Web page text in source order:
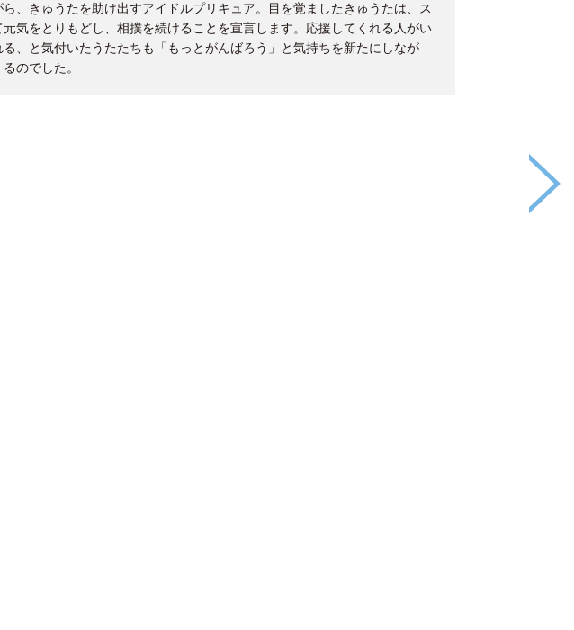
、きゅうたを助け出すアイドルプリキュア。目を覚ましたきゅうたは、ス
気をとりもどし、相撲を続けることを宣言します。応援してくれる人がい
、と気付いたうたたちも「もっとがんばろう」と気持ちを新たにしなが
のでした。